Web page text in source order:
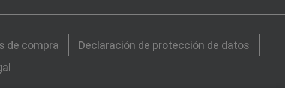
de compra
Declaración de protección de datos